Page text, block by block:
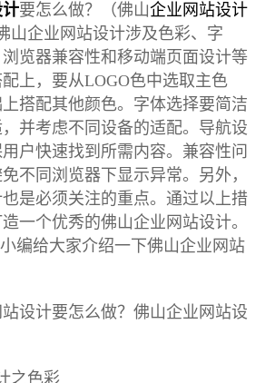
要怎么做？（佛山企业网站设计
山企业网站设计涉及色彩、字
览器兼容性和移动端页面设计等
上，要从LOGO色中选取主色
搭配其他颜色。字体选择要简洁
并考虑不同设备的适配。导航设
户快速找到所需内容。兼容性问
不同浏览器下显示异常。另外，
是必须关注的重点。通过以上措
一个优秀的佛山企业网站设计。
编给大家介绍一下佛山企业网站
设计要怎么做？佛山企业网站设
之色彩